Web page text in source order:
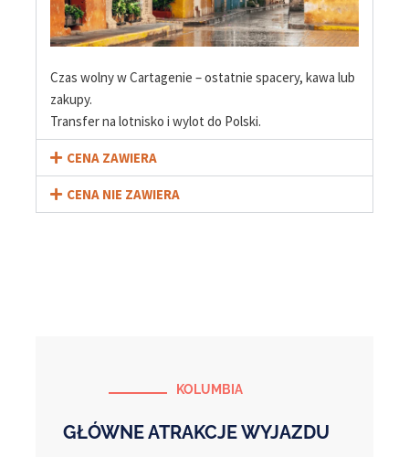
Czas wolny w Cartagenie – ostatnie spacery, kawa lub
zakupy.
Transfer na lotnisko i wylot do Polski.
CENA ZAWIERA
CENA NIE ZAWIERA
KOLUMBIA
GŁÓWNE ATRAKCJE WYJAZDU